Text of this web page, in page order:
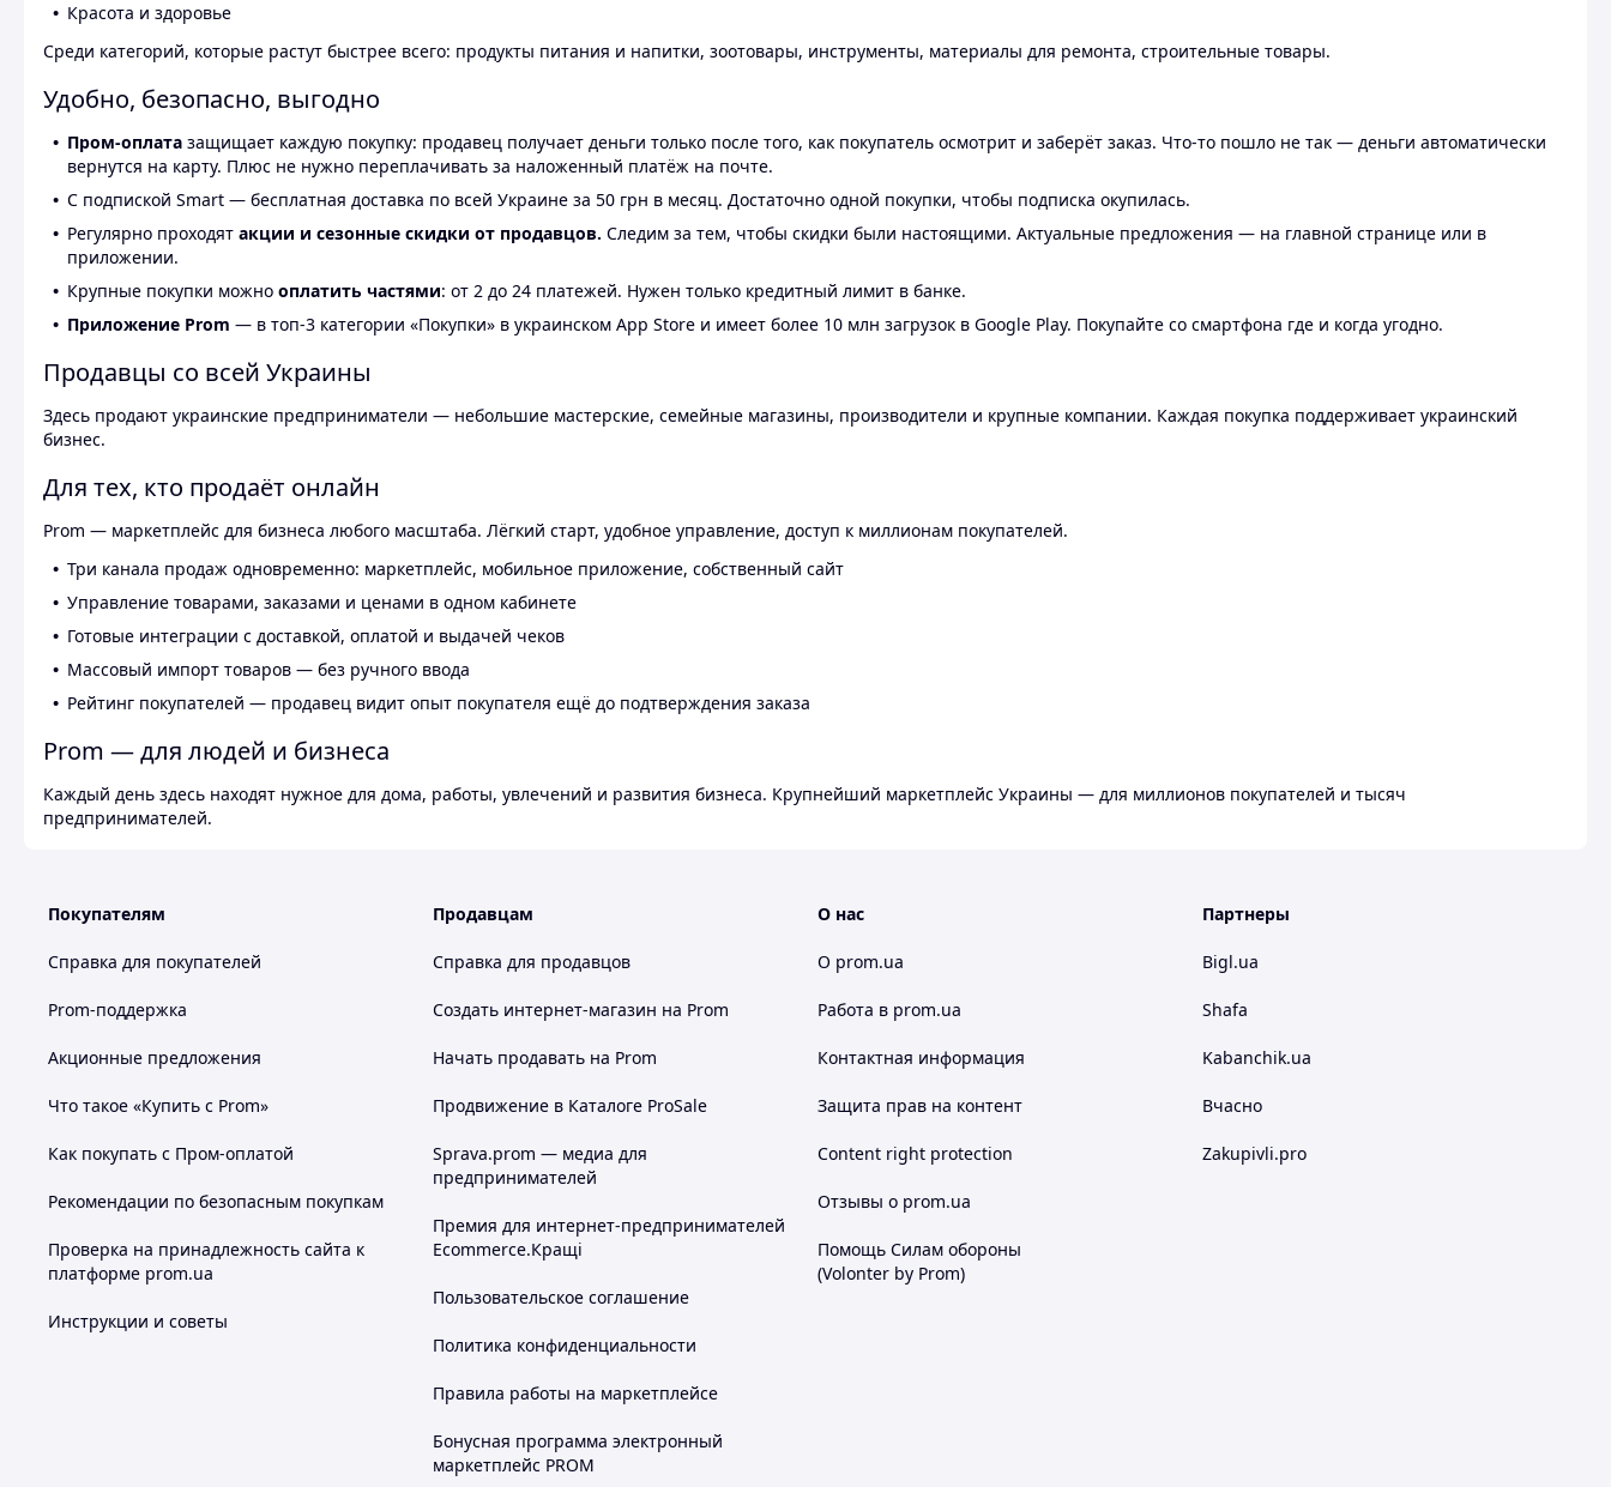
Красота и здоровье
Среди категорий, которые растут быстрее всего: продукты питания и напитки, зоотовары, инструменты, материалы для ремонта, строительные товары.
Удобно, безопасно, выгодно
Пром-оплата защищает каждую покупку: продавец получает деньги только после того, как покупатель осмотрит и заберёт заказ. Что-то пошло не так — деньги автоматически
вернутся на карту. Плюс не нужно переплачивать за наложенный платёж на почте.
С подпиской Smart — бесплатная доставка по всей Украине за 50 грн в месяц. Достаточно одной покупки, чтобы подписка окупилась.
Регулярно проходят акции и сезонные скидки от продавцов. Следим за тем, чтобы скидки были настоящими. Актуальные предложения — на главной странице или в
приложении.
Крупные покупки можно оплатить частями: от 2 до 24 платежей. Нужен только кредитный лимит в банке.
Приложение Prom — в топ-3 категории «Покупки» в украинском App Store и имеет более 10 млн загрузок в Google Play. Покупайте со смартфона где и когда угодно.
Продавцы со всей Украины
Здесь продают украинские предприниматели — небольшие мастерские, семейные магазины, производители и крупные компании. Каждая покупка поддерживает украинский
бизнес.
Для тех, кто продаёт онлайн
Prom — маркетплейс для бизнеса любого масштаба. Лёгкий старт, удобное управление, доступ к миллионам покупателей.
Три канала продаж одновременно: маркетплейс, мобильное приложение, собственный сайт
Управление товарами, заказами и ценами в одном кабинете
Готовые интеграции с доставкой, оплатой и выдачей чеков
Массовый импорт товаров — без ручного ввода
Рейтинг покупателей — продавец видит опыт покупателя ещё до подтверждения заказа
Prom — для людей и бизнеса
Каждый день здесь находят нужное для дома, работы, увлечений и развития бизнеса. Крупнейший маркетплейс Украины — для миллионов покупателей и тысяч
предпринимателей.
Покупателям
Справка для покупателей
Prom-поддержка
Акционные предложения
Что такое «Купить с Prom»
Как покупать с Пром-оплатой
Рекомендации по безопасным покупкам
Проверка на принадлежность сайта к
платформе prom.ua
Инструкции и советы
Продавцам
Справка для продавцов
Создать интернет-магазин на Prom
Начать продавать на Prom
Продвижение в Каталоге ProSale
Sprava.prom — медиа для
предпринимателей
Премия для интернет-предпринимателей
Ecommerce.Кращі
Пользовательское соглашение
Политика конфиденциальности
Правила работы на маркетплейсе
Бонусная программа электронный
маркетплейс PROM
О нас
О prom.ua
Работа в prom.ua
Контактная информация
Защита прав на контент
Content right protection
Отзывы о prom.ua
Помощь Силам обороны
(Volonter by Prom)
Партнеры
Bigl.ua
Shafa
Kabanchik.ua
Вчасно
Zakupivli.pro